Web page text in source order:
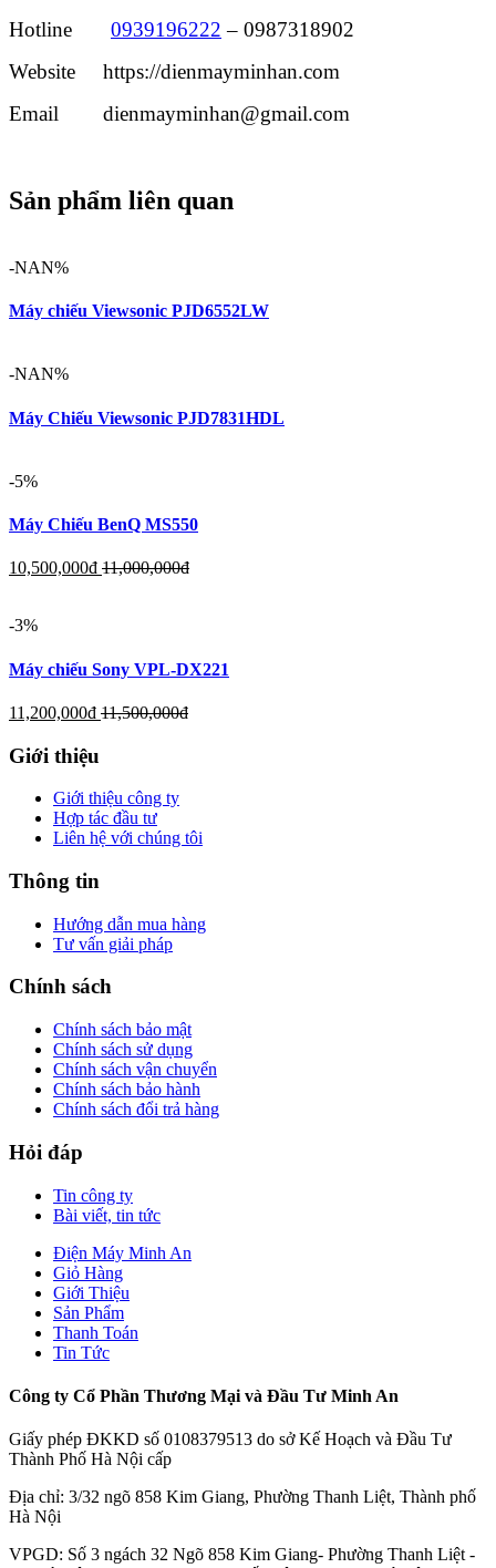
Hotline 0939196222 – 0987318902
Website https://dienmayminhan.com
Email dienmayminhan@gmail.com
Sản phẩm liên quan
-NAN%
Máy chiếu Viewsonic PJD6552LW
-NAN%
Máy Chiếu Viewsonic PJD7831HDL
-5%
Máy Chiếu BenQ MS550
10,500,000đ 11,000,000đ
-3%
Máy chiếu Sony VPL-DX221
11,200,000đ 11,500,000đ
Giới thiệu
Giới thiệu công ty
Hợp tác đầu tư
Liên hệ với chúng tôi
Thông tin
Hướng dẫn mua hàng
Tư vấn giải pháp
Chính sách
Chính sách bảo mật
Chính sách sử dụng
Chính sách vận chuyển
Chính sách bảo hành
Chính sách đổi trả hàng
Hỏi đáp
Tin công ty
Bài viết, tin tức
Điện Máy Minh An
Giỏ Hàng
Giới Thiệu
Sản Phẩm
Thanh Toán
Tin Tức
Công ty Cổ Phần Thương Mại và Đầu Tư Minh An
Giấy phép ĐKKD số 0108379513 do sở Kế Hoạch và Đầu Tư
Thành Phố Hà Nội cấp
Địa chỉ: 3/32 ngõ 858 Kim Giang, Phường Thanh Liệt, Thành phố
Hà Nội
VPGD: Số 3 ngách 32 Ngõ 858 Kim Giang- Phường Thanh Liệt -